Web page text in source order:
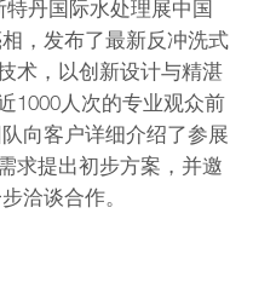
特丹国际水处理展中国
，发布了最新反冲洗式
术，以创新设计与精湛
1000人次的专业观众前
向客户详细介绍了参展
求提出初步方案，并邀
洽谈合作。